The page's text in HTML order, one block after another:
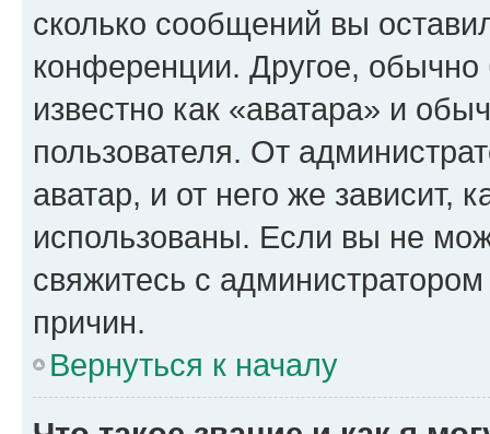
сколько сообщений вы
конференции. Другое,
известно как «аватара» и
пользователя. От
аватар, и от него же зависит,
использованы. Если вы не
свяжитесь с
причин.
Вернуться к началу